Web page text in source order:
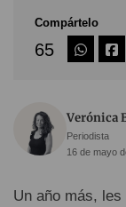
Compártelo
65
Verónica
Periodista
16 de mayo
Un año más, les